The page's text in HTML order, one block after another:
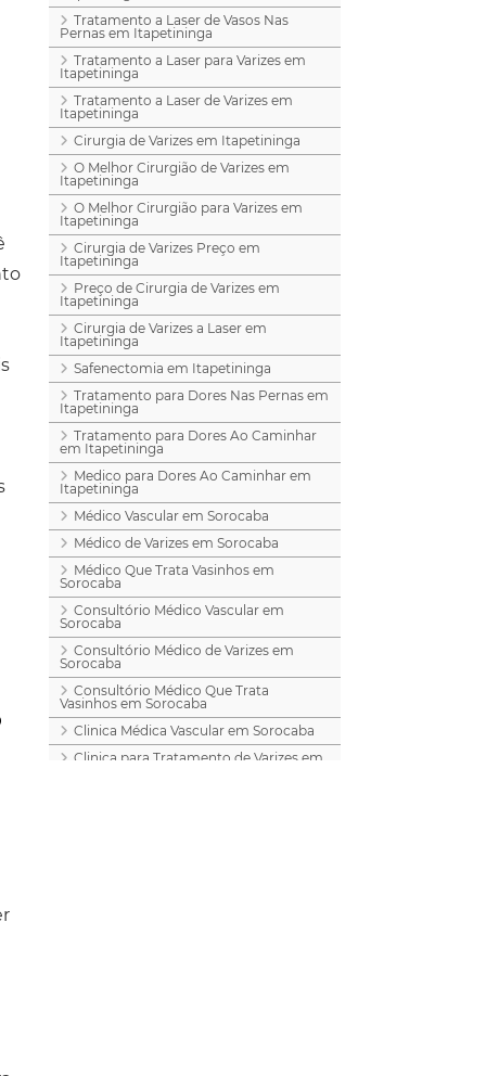
Tratamento a Laser de Vasos Nas
Pernas em Itapetininga
Tratamento a Laser para Varizes em
Itapetininga
Tratamento a Laser de Varizes em
Itapetininga
Cirurgia de Varizes em Itapetininga
O Melhor Cirurgião de Varizes em
Itapetininga
O Melhor Cirurgião para Varizes em
Itapetininga
Cirurgia de Varizes Preço em
Itapetininga
Preço de Cirurgia de Varizes em
Itapetininga
Cirurgia de Varizes a Laser em
Itapetininga
Safenectomia em Itapetininga
Tratamento para Dores Nas Pernas em
Itapetininga
Tratamento para Dores Ao Caminhar
em Itapetininga
Medico para Dores Ao Caminhar em
Itapetininga
Médico Vascular em Sorocaba
Médico de Varizes em Sorocaba
Médico Que Trata Vasinhos em
Sorocaba
Consultório Médico Vascular em
Sorocaba
Consultório Médico de Varizes em
Sorocaba
Consultório Médico Que Trata
Vasinhos em Sorocaba
Clinica Médica Vascular em Sorocaba
Clinica para Tratamento de Varizes em